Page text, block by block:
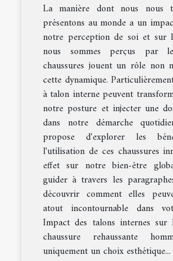
La manière dont nous nous
présentons au monde a un
notre perception de soi et sur
nous sommes perçus par
chaussures jouent un rôle non
cette dynamique.
à talon interne peuvent
notre posture et injecter une
dans notre démarche
propose d'explorer les
l'utilisation de ces chaussures
effet sur notre bien-être
guider à travers les
découvrir comment elles
atout incontournable dans
Impact des talons internes
chaussure rehaussante
uniquement un choix esthétique...